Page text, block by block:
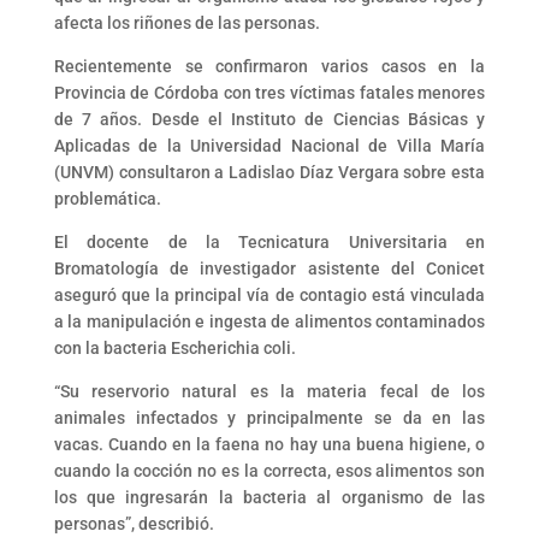
afecta los riñones de las personas.
Recientemente se confirmaron varios casos en la
Provincia de Córdoba con tres víctimas fatales menores
de 7 años. Desde el Instituto de Ciencias Básicas y
Aplicadas de la Universidad Nacional de Villa María
(UNVM) consultaron a Ladislao Díaz Vergara sobre esta
problemática.
El docente de la Tecnicatura Universitaria en
Bromatología de investigador asistente del Conicet
aseguró que la principal vía de contagio está vinculada
a la manipulación e ingesta de alimentos contaminados
con la bacteria Escherichia coli.
“Su reservorio natural es la materia fecal de los
animales infectados y principalmente se da en las
vacas. Cuando en la faena no hay una buena higiene, o
cuando la cocción no es la correcta, esos alimentos son
los que ingresarán la bacteria al organismo de las
personas”, describió.